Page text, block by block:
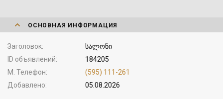
ОСНОВНАЯ ИНФОРМАЦИЯ
Заголовок
სალონი
ID объявлений
184205
М. Телефон
(595) 111-261
Добавлено
05.08.2026